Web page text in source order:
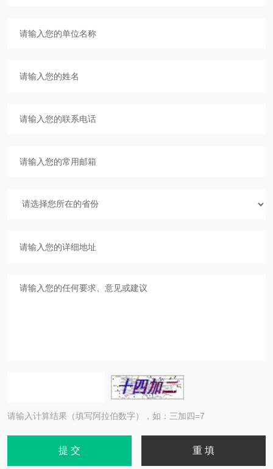
请输入计算结果（填写阿拉伯数字），如：三加四=7